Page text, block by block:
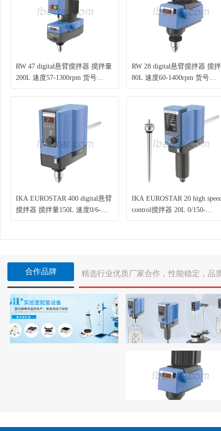
RW 47 digital悬臂搅拌器 搅拌量
200L 速度57-1300rpm 货号
0025005568
RW 28 digital悬臂搅拌器 搅
80L 速度60-1400rpm 货号
0020130098
IKA EUROSTAR 400 digital悬臂
搅拌器 搅拌量150L 速度0/6-
2000rpm 货号0025000755
IKA EUROSTAR 20 high
control搅拌器 20L 0/150-
6000rpm 货号0025001468
合作品牌 精选行业优质厂家合作，性能稳定，品